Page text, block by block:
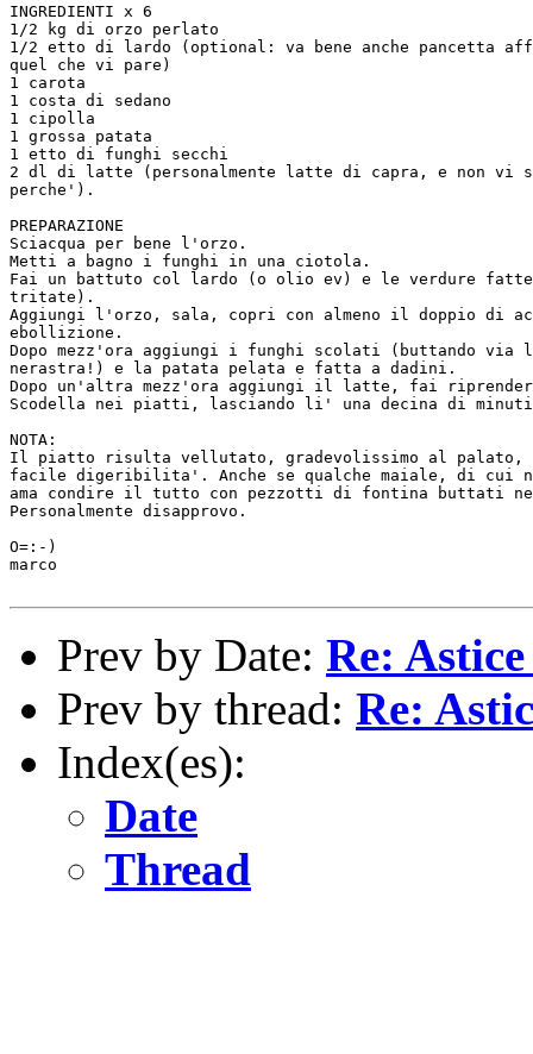
INGREDIENTI x 6
1/2 kg di orzo perlato
1/2 etto di lardo (optional: va bene anche pancetta
quel che vi pare)
1 carota
1 costa di sedano
1 cipolla
1 grossa patata
1 etto di funghi secchi
2 dl di latte (personalmente latte di capra, e non vi
perche').
PREPARAZIONE
Sciacqua per bene l'orzo.
Metti a bagno i funghi in una ciotola.
Fai un battuto col lardo (o olio ev) e le verdure fatte
tritate).
Aggiungi l'orzo, sala, copri con almeno il doppio di
ebollizione.
Dopo mezz'ora aggiungi i funghi scolati (buttando via
nerastra!) e la patata pelata e fatta a dadini.
Dopo un'altra mezz'ora aggiungi il latte, fai
Scodella nei piatti, lasciando li' una decina di
NOTA:
Il piatto risulta vellutato, gradevolissimo al palato,
facile digeribilita'. Anche se qualche maiale, di cui
ama condire il tutto con pezzotti di fontina buttati
Personalmente disapprovo.
O=:-)
marco
Prev by Date: Re:
Prev by thread: Re:
Index(es):
Date
Thread